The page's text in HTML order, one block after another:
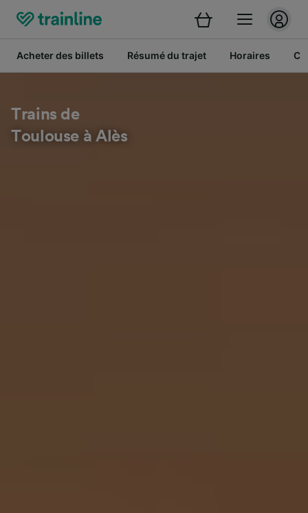
Acheter des billets Résumé du trajet Horaires
Trains de
Toulouse à Alès